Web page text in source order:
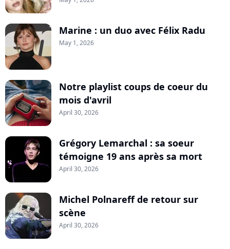
Marine : un duo avec Félix Radu
May 1, 2026
Notre playlist coups de coeur du
mois d'avril
April 30, 2026
Grégory Lemarchal : sa soeur
témoigne 19 ans après sa mort
April 30, 2026
Michel Polnareff de retour sur
scène
April 30, 2026